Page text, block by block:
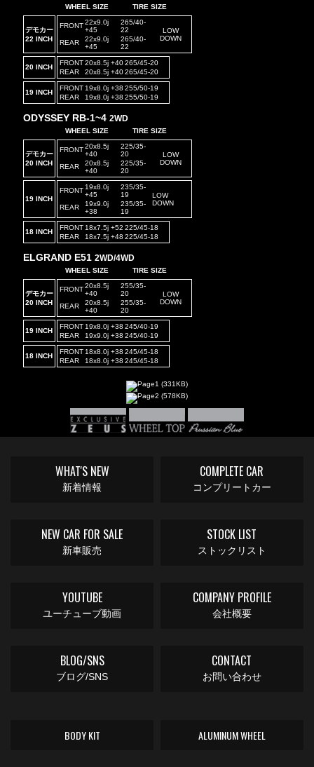
WHEEL SIZE TIRE SIZE
デモカー
22 INCH
FRONT 22x9.0j
+45
265/40-
22
LOW
DOWN
REAR
22x9.0j
+45
265/40-
22
20 INCH
FRONT 20x8.5j +40 265/45-20
REAR
20x8.5j +40 265/45-20
19 INCH
FRONT 19x8.0j +38 255/50-19
REAR
19x8.0j +38 255/50-19
ODYSSEY RB-1~4 2WD
WHEEL SIZE TIRE SIZE
デモカー
20 INCH
FRONT 20x8.5j
+40
225/35-
20
LOW
DOWN
REAR
20x8.5j
+40
225/35-
20
19 INCH
FRONT 19x8.0j
+45
235/35-
19
LOW
DOWN
REAR
19x9.0j
+38
235/35-
19
18 INCH
FRONT 18x7.5j +52 225/45-18
REAR
18x7.5j +48 225/45-18
ELGRAND E51 2WD/4WD
WHEEL SIZE TIRE SIZE
デモカー
20 INCH
FRONT 20x8.5j
+40
255/35-
20
LOW
DOWN
REAR
20x8.5j
+40
255/35-
20
19 INCH
FRONT 19x8.0j +38 245/40-19
REAR
19x9.0j +38 245/40-19
18 INCH
FRONT 18x8.0j +38 245/45-18
REAR
18x8.0j +38 245/45-18
Page1 (331KB)
Page2 (578KB)
WHAT'S NEW
新着情報
COMPLETE CAR
コンプリートカー
NEW CAR FOR SALE
新車販売
STOCK LIST
ストックリスト
YOUTUBE
ユーチューブ動画
COMPANY PROFILE
会社概要
BLOG/SNS
ブログ/SNS
CONTACT
お問い合わせ
BODY KIT ALUMINUM WHEEL